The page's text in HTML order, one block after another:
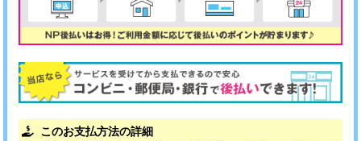
このお支払方法の詳細